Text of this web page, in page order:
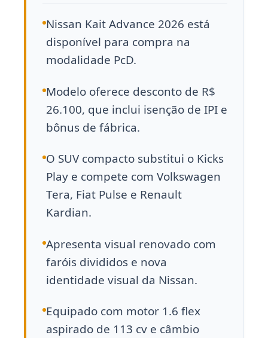
Nissan Kait Advance 2026 está
disponível para compra na
modalidade PcD.
Modelo oferece desconto de R$
26.100, que inclui isenção de IPI e
bônus de fábrica.
O SUV compacto substitui o Kicks
Play e compete com Volkswagen
Tera, Fiat Pulse e Renault
Kardian.
Apresenta visual renovado com
faróis divididos e nova
identidade visual da Nissan.
Equipado com motor 1.6 flex
aspirado de 113 cv e câmbio